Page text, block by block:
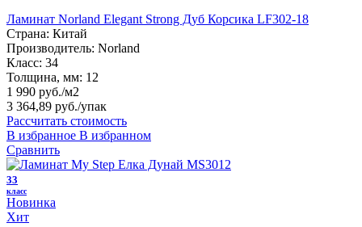
Ламинат Norland Elegant Strong Дуб Корсика LF302-18
Страна: Китай
Производитель: Norland
Класс: 34
Толщина, мм: 12
1 990 руб./м2
3 364,89 руб./упак
Рассчитать стоимость
В избранное В избранном
Сравнить
33
класс
Новинка
Хит